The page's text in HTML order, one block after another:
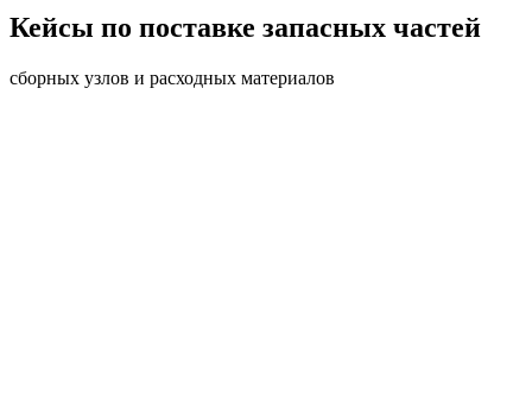
Кейсы по поставке запасных частей
сборных узлов и расходных материалов